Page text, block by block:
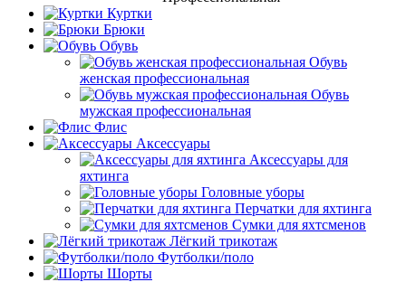
Куртки
Брюки
Обувь
Обувь
женская профессиональная
Обувь
мужская профессиональная
Флис
Аксессуары
Аксессуары для
яхтинга
Головные уборы
Перчатки для яхтинга
Сумки для яхтсменов
Лёгкий трикотаж
Футболки/поло
Шорты